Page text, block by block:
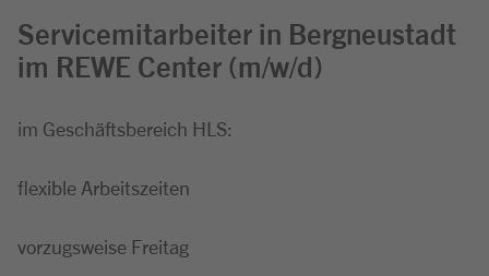
Servicemitarbeiter in Bergneustadt
im REWE Center (m/w/d)
im Geschäftsbereich HLS:
flexible Arbeitszeiten
vorzugsweise Freitag